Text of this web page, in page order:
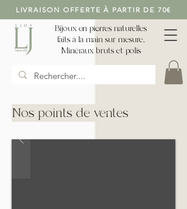
LIVRAISON OFFERTE À PARTIR DE 70€
Bijoux en pierres naturelles
faits à la main sur mesure,
Minéraux bruts et polis
Nos points de ventes